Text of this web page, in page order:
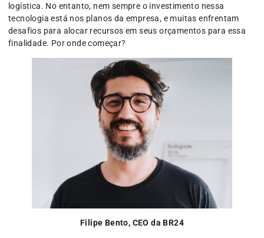
logística. No entanto, nem sempre o investimento nessa
tecnologia está nos planos da empresa, e muitas enfrentam
desafios para alocar recursos em seus orçamentos para essa
finalidade. Por onde começar?
Filipe Bento, CEO da BR24